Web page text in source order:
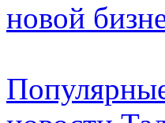
новой